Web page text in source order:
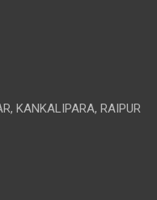
KANKALIPARA, RAIPUR